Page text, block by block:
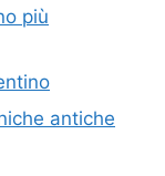
più
antiche